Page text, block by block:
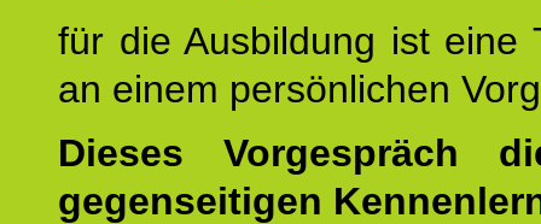
für die Ausbildung ist eine
an einem persönlichen
Dieses Vorgespräch
gegenseitigen